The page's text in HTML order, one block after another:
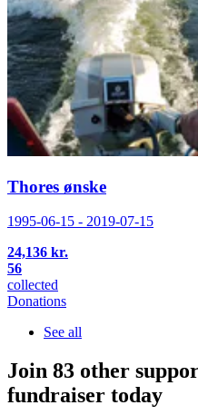
Thores ønske
1995-06-15 - 2019-07-15
24,136 kr.
56
collected
Donations
See all
Join 83 other
fundraiser today